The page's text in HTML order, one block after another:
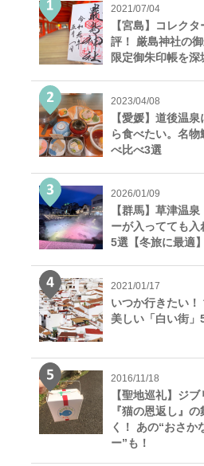
2021/07/04
【宮島】コレク
評！ 厳島神社の
限定御朱印帳を深
2023/04/08
【愛媛】道後温
ら食べたい。名物
べ比べ3選
2026/01/09
【群馬】草津温泉
ーが入ってても入
5選【冬旅に最適】
2021/01/17
いつか行きたい！
美しい「白い街」
2016/11/18
【聖地巡礼】ジ
『猫の恩返し』
く！ あの“おさか
ー”も！